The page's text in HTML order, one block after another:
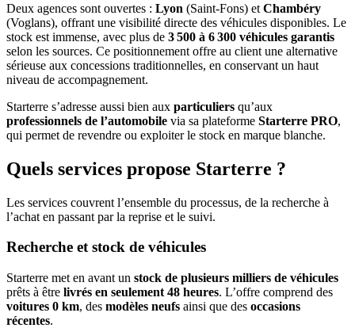
Deux agences sont ouvertes : Lyon (Saint‑Fons) et Chambéry
(Voglans), offrant une visibilité directe des véhicules disponibles. Le
stock est immense, avec plus de 3 500 à 6 300 véhicules garantis
selon les sources. Ce positionnement offre au client une alternative
sérieuse aux concessions traditionnelles, en conservant un haut
niveau de accompagnement.
Starterre s’adresse aussi bien aux particuliers qu’aux
professionnels de l’automobile via sa plateforme Starterre PRO,
qui permet de revendre ou exploiter le stock en marque blanche.
Quels services propose Starterre ?
Les services couvrent l’ensemble du processus, de la recherche à
l’achat en passant par la reprise et le suivi.
Recherche et stock de véhicules
Starterre met en avant un stock de plusieurs milliers de véhicules
prêts à être livrés en seulement 48 heures. L’offre comprend des
voitures 0 km, des modèles neufs ainsi que des occasions
récentes.